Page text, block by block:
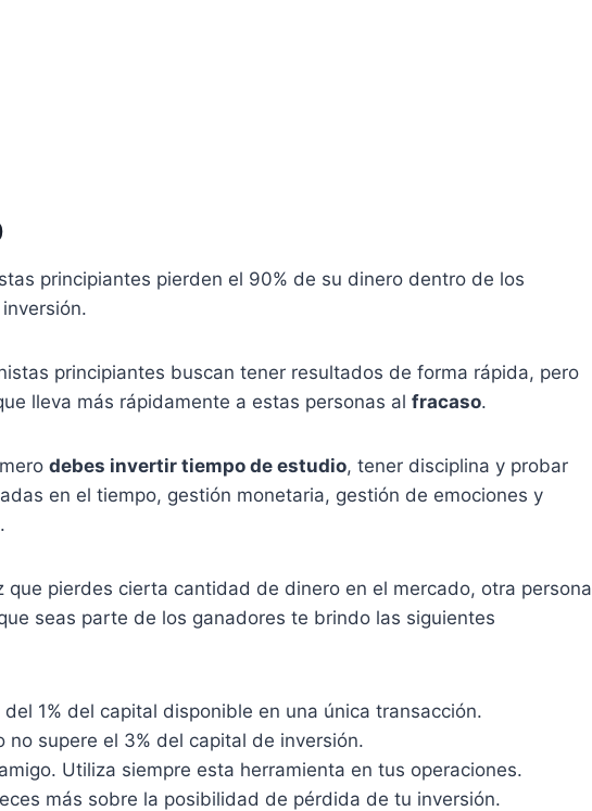
principiantes pierden el 90% de su dinero dentro de los
principiantes buscan tener resultados de forma rápida, pero
lleva más rápidamente a estas personas al fracaso.
debes invertir tiempo de estudio, tener disciplina y probar
en el tiempo, gestión monetaria, gestión de emociones y
que pierdes cierta cantidad de dinero en el mercado, otra persona
seas parte de los ganadores te brindo las siguientes
1% del capital disponible en una única transacción.
no supere el 3% del capital de inversión.
Utiliza siempre esta herramienta en tus operaciones.
más sobre la posibilidad de pérdida de tu inversión.